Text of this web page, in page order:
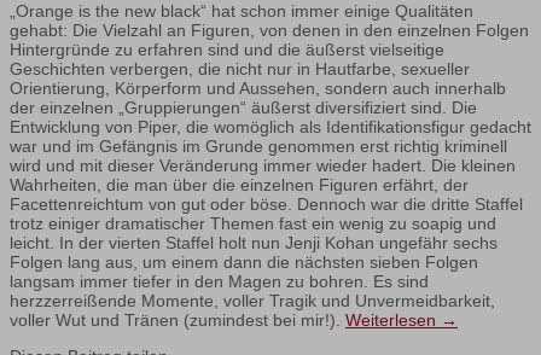
„Orange is the new black“ hat schon immer einige Qualitäten
gehabt: Die Vielzahl an Figuren, von denen in den einzelnen Folgen
Hintergründe zu erfahren sind und die äußerst vielseitige
Geschichten verbergen, die nicht nur in Hautfarbe, sexueller
Orientierung, Körperform und Aussehen, sondern auch innerhalb
der einzelnen „Gruppierungen“ äußerst diversifiziert sind. Die
Entwicklung von Piper, die womöglich als Identifikationsfigur gedacht
war und im Gefängnis im Grunde genommen erst richtig kriminell
wird und mit dieser Veränderung immer wieder hadert. Die kleinen
Wahrheiten, die man über die einzelnen Figuren erfährt, der
Facettenreichtum von gut oder böse. Dennoch war die dritte Staffel
trotz einiger dramatischer Themen fast ein wenig zu soapig und
leicht. In der vierten Staffel holt nun Jenji Kohan ungefähr sechs
Folgen lang aus, um einem dann die nächsten sieben Folgen
langsam immer tiefer in den Magen zu bohren. Es sind
herzzerreißende Momente, voller Tragik und Unvermeidbarkeit,
voller Wut und Tränen (zumindest bei mir!). Weiterlesen →